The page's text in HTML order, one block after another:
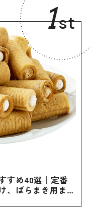
1st
すめ40選｜定番
、ばらまき用まで